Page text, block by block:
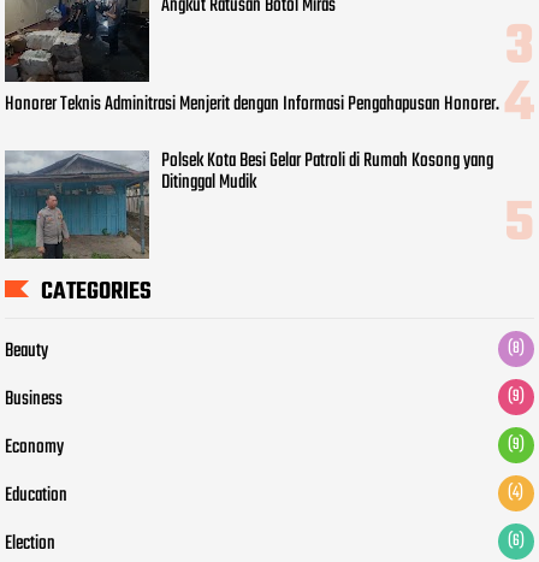
Honorer Teknis Adminitrasi Menjerit dengan Informasi Pengahapusan Honorer.
Polsek Kota Besi Gelar Patroli di Rumah Kosong yang
Ditinggal Mudik
CATEGORIES
Beauty (8)
Business (9)
Economy (9)
Education (4)
Election (6)